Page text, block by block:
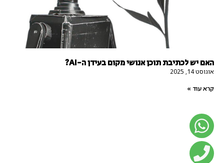
האם יש לכתיבת תוכן אנושי מקום בעידן ה-AI?
אוגוסט 14, 2025
קרא עוד »